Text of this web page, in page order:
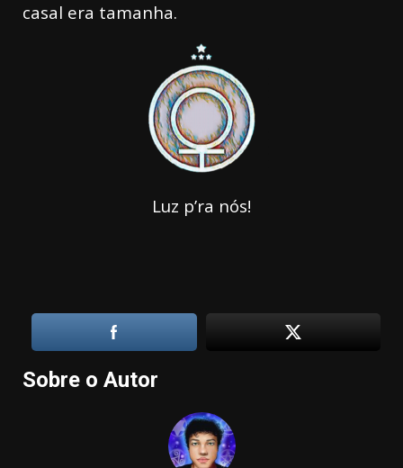
casal era tamanha.
Luz p’ra nós!
Sobre o Autor